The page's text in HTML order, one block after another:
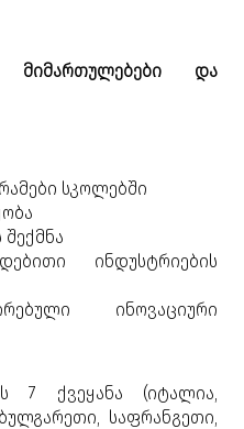
მიმართულებები და
სკოლებში
ინდუსტრიების
ინოვაციური
7 ქვეყანა (იტალია,
საფრანგეთი,